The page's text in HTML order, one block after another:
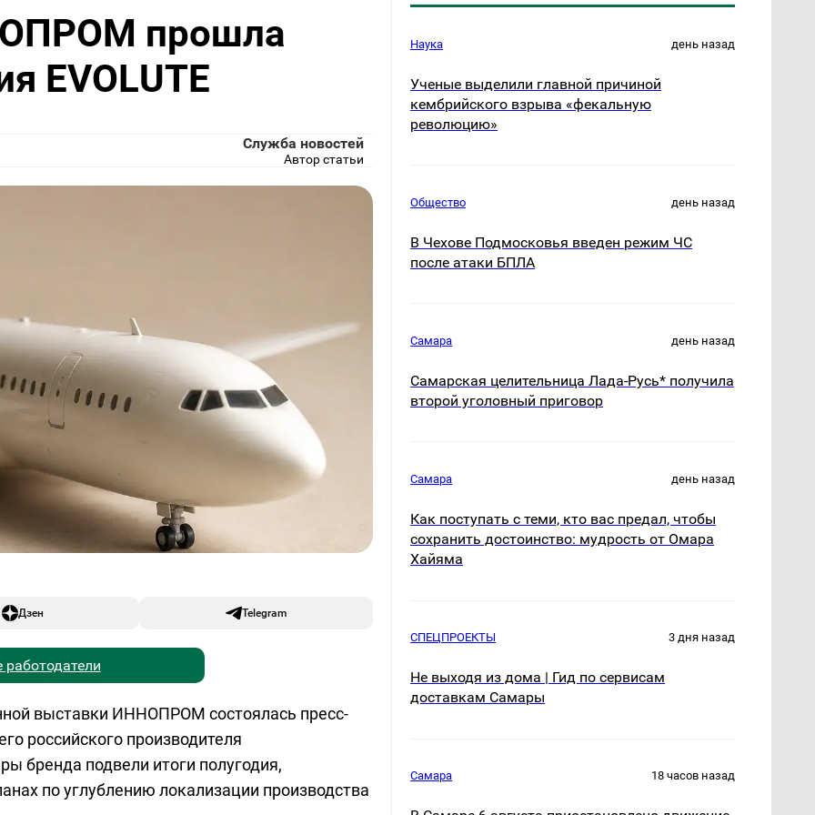
прошла
EVOLUTE
Служба новостей
Автор статьи
Дзен Telegram
работодатели
выставки ИННОПРОМ состоялась пресс-
российского производителя
бренда подвели итоги полугодия,
по углублению локализации производства
Наука день назад
Ученые выделили главной причиной
кембрийского взрыва «фекальную
революцию»
Общество день назад
В Чехове Подмосковья введен режим ЧС
после атаки БПЛА
Самара день назад
Самарская целительница Лада-Русь* получила
второй уголовный приговор
Самара день назад
Как поступать с теми, кто вас предал, чтобы
сохранить достоинство: мудрость от Омара
Хайяма
СПЕЦПРОЕКТЫ 3 дня назад
Не выходя из дома | Гид по сервисам
доставкам Самары
Самара 18 часов назад